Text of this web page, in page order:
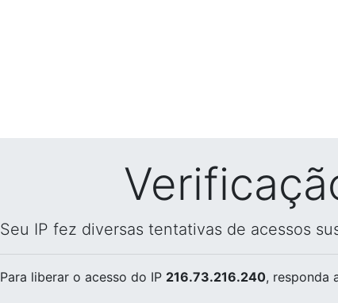
Seu IP fez diversas tentativas de acessos
Para liberar o acesso do IP 216.73.216.240, responda